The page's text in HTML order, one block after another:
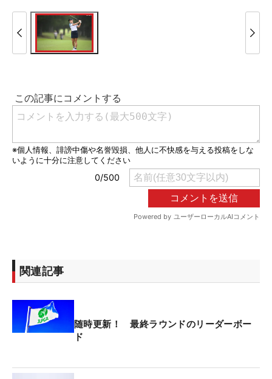
関連記事
随時更新！ 最終ラウンドのリーダーボー
ド